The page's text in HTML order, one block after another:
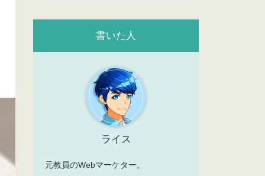
書いた人
ライス
元教員のWebマーケター。